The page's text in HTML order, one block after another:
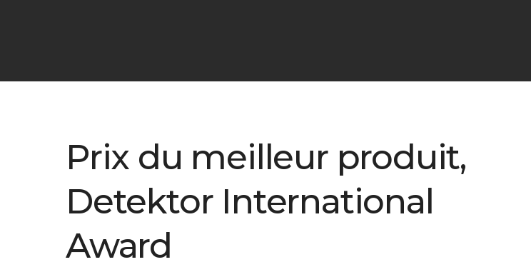
Prix du meilleur produit,
Detektor International
Award